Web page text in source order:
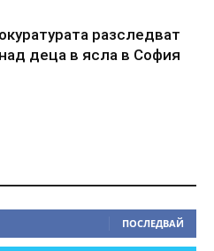
разследват
деца в ясла в София
ПОСЛЕДВАЙ